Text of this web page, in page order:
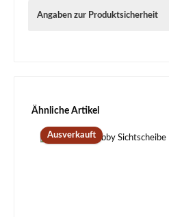
Angaben zur Produktsicherheit
Produktgalerie überspringen
Ähnliche Artikel
Ausverkauft